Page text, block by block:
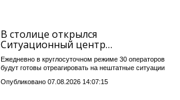
В столице открылся
Ситуационный центр…
Ежедневно в круглосуточном режиме 30 операторов
будут готовы отреагировать на нештатные ситуации
Опубликовано 07.08.2026 14:07:15